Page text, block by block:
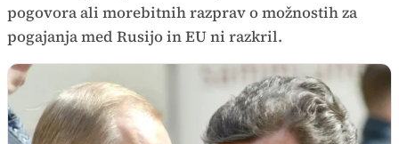
pogovora ali morebitnih razprav o možnostih za
pogajanja med Rusijo in EU ni razkril.